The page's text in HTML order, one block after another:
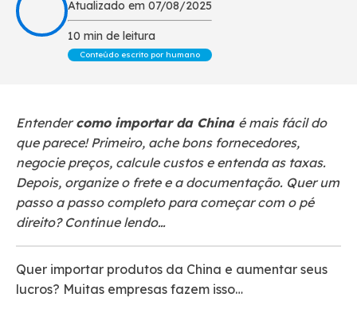
Atualizado em 07/08/2025
10 min de leitura
Conteúdo escrito por humano
Entendercomo importar da China é mais fácil do
que parece! Primeiro, ache bons fornecedores,
negocie preços, calcule custos e entenda as taxas.
Depois, organize o frete e a documentação. Quer um
passo a passo completo para começar com o pé
direito? Continue lendo…
Quer importar produtos da China e aumentar seus
lucros? Muitas empresas fazem isso…